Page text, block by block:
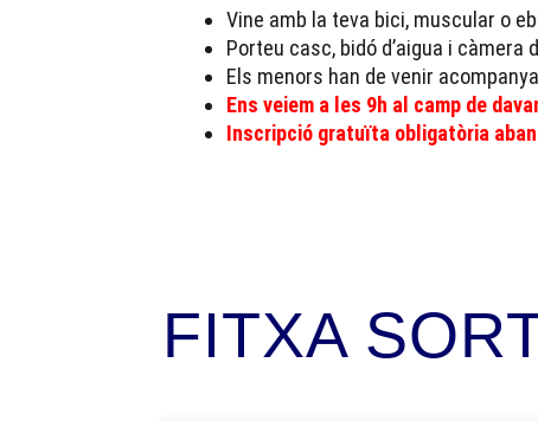
Vine amb la teva bici, muscular o
Porteu casc, bidó d’aigua i càmera
Els menors han de venir
Ens veiem a les 9h al camp de
Inscripció gratuïta obligatòria
FITXA